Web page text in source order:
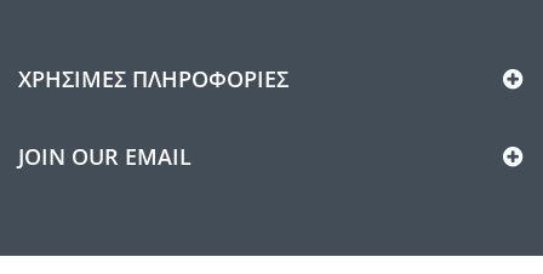
ΧΡΉΣΙΜΕΣ ΠΛΗΡΟΦΟΡΊΕΣ
JOIN OUR EMAIL